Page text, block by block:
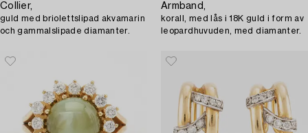
Collier,
guld med briolettslipad akvamarin
och gammalslipade diamanter.
Armband,
korall, med lås i 18K guld i form av
leopardhuvuden, med diamanter.